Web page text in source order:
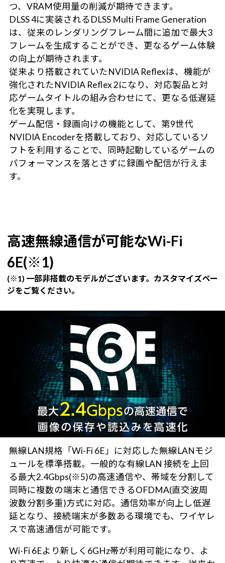
つ、VRAM使用量の削減が期待できます。
DLSS 4に実装されるDLSS Multi Frame Generation
は、従来のレンダリングフレーム間に追加で最大3
フレームを生成することができ、更なるゲーム体験
の向上が期待されます。
従来より搭載されていたNVIDIA Reflexは、機能が
強化されたNVIDIA Reflex 2になり、対応製品と対
応ゲームタイトルの組み合わせにて、更なる低遅延
化を実現します。
ゲーム配信・録画向けの機能として、第9世代
NVIDIA Encoderを搭載しており、対応しているソ
フトを利用することで、同時起動しているゲームの
パフォーマンスを落とさずに録画や配信が行えま
す。
高速無線通信が可能なWi-Fi
6E(※1)
(※1) 一部非搭載のモデルがございます。カスタマイズペー
ジをご覧ください。
無線LAN規格「Wi-Fi 6E」に対応した無線LANモジ
ュールを標準搭載。一般的な有線LAN 接続を上回
る最大2.4Gbps(※5)の高速通信や、帯域を分割して
同時に複数の端末と通信できるOFDMA(直交波周
波数分割多重)方式に対応。通信効率が向上し低遅
延となり、接続端末が多数ある環境でも、ワイヤレ
スで高速通信が可能です。
Wi-Fi 6Eより新しく6GHz帯が利用可能になり、よ